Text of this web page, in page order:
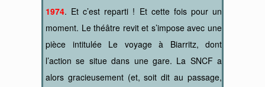
1974. Et c’est reparti ! Et cette fois pour un
moment. Le théâtre revit et s’impose avec une
pièce intitulée Le voyage à Biarritz, dont
l’action se situe dans une gare. La SNCF a
alors gracieusement (et, soit dit au passage,